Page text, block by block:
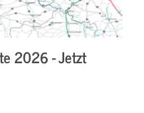
2026 - Jetzt